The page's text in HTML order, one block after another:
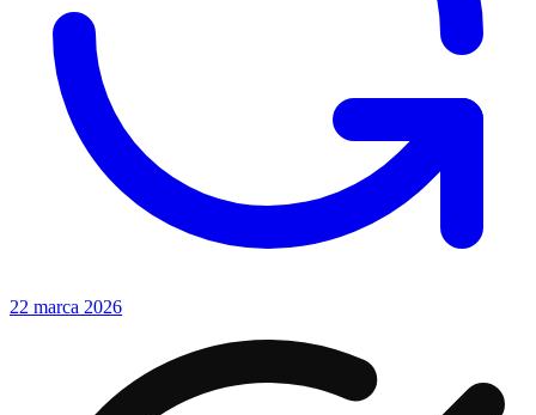
22 marca 2026